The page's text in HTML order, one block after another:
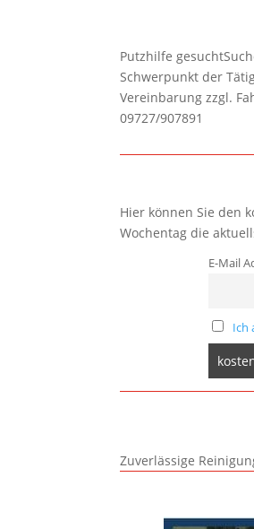
Putzhilfe
Schwerpunkt der
Vereinbarung zzgl.
09727/907891
Hier können Sie den
Wochentag die
E-Mail
Ich
Zuverlässige